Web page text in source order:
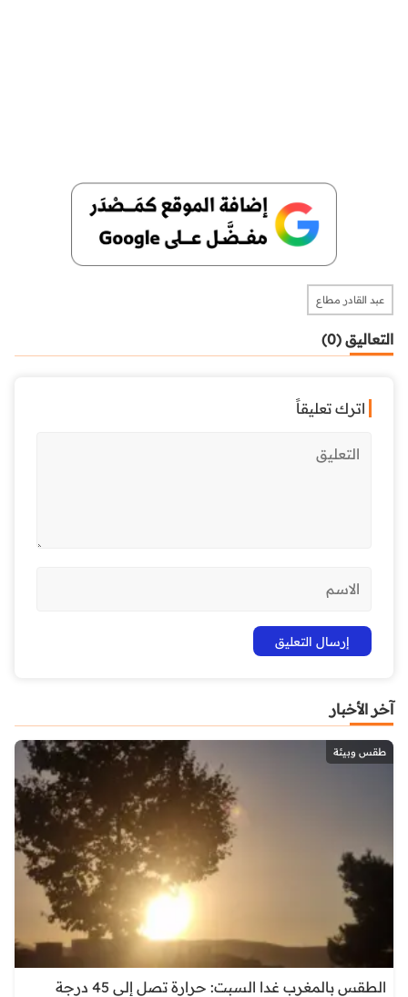
عبد القادر مطاع
التعاليق (0)
اترك تعليقاً
آخر الأخبار
طقس وبيئة
الطقس بالمغرب غدا السبت: حرارة تصل إلى 45 درجة